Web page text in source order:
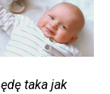
taka jak